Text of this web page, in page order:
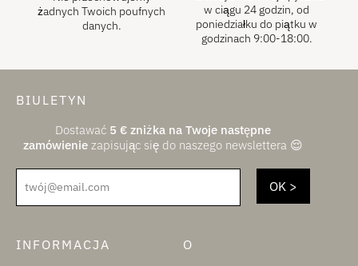
żadnych Twoich poufnych
danych.
w ciągu 24 godzin, od
poniedziałku do piątku w
godzinach 9:00-18:00.
BIULETYN
Dostawać 5 € zniżka na Twoje następne
zamówienie zapisując się do naszego newslettera 😌
twój@email.com
INFORMACJA O